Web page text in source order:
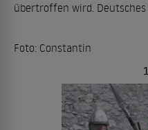
übertroffen wird.
Foto: Constantin
1